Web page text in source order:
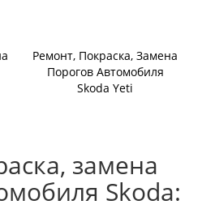
Ремонт, Покраска, Замена
Порогов Автомобиля
Skoda Yeti
замена
Skoda: